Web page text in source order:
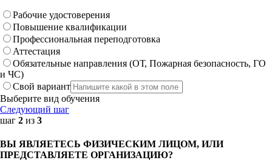
Рабочие удостоверения
Повышение квалификации
Профессиональная переподготовка
Аттестация
Обязательные направления (ОТ, Пожарная безопасность, ГО
и ЧС)
Свой вариант
Выберите вид обучения
Следующий шаг
шаг 2 из 3
ВЫ ЯВЛЯЕТЕСЬ ФИЗИЧЕСКИМ ЛИЦОМ, ИЛИ
ПРЕДСТАВЛЯЕТЕ ОРГАНИЗАЦИЮ?